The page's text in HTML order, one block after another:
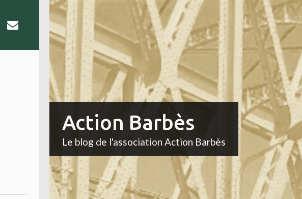
Action Barbès
Le blog de l'association Action Barbès